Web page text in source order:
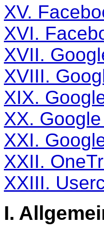
XV.
XVI.
XVII.
XVIII.
XIX.
XX.
XXI.
XXII.
XXIII.
I.